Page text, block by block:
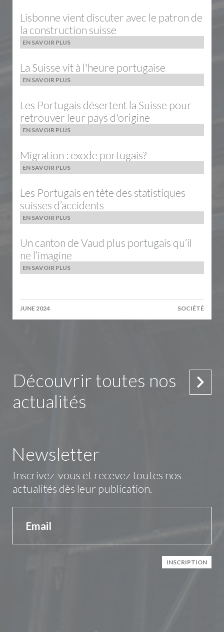
Lisbonne vient discuter avec le patron de
la construction suisse
EN SAVOIR PLUS
La Suisse vit à l'heure portugaise
EN SAVOIR PLUS
Les Portugais désertent la Suisse pour
retrouver leur pays d'origine
EN SAVOIR PLUS
Migration : exode portugais?
EN SAVOIR PLUS
Les Portugais en tête des statistiques
suisses d’accidents
EN SAVOIR PLUS
Un canton de Vaud plus portugais qu’il
ne l’imagine
EN SAVOIR PLUS
JUNE 2024 SOCIÉTÉ
Découvrir toutes nos
actualités
Newsletter
Inscrivez-vous et recevez toutes nos
actualités dès leur publication.